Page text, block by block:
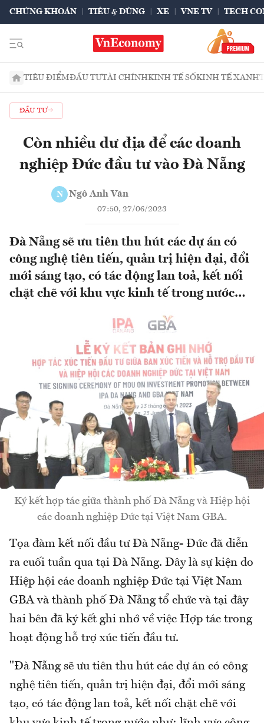
CHỨNG KHOÁN TIÊU & DÙNG XE VNE TV TECH
TIÊU ĐIỂMĐẦU TƯTÀI CHÍNHKINH TẾ SỐKINH TẾ XANH
ĐẦU TƯ
Còn nhiều dư địa để các doanh
nghiệp Đức đầu tư vào Đà Nẵng
N Ngô Anh Văn
07:50, 27/06/2023
Đà Nẵng sẽ ưu tiên thu hút các dự án có
công nghệ tiên tiến, quản trị hiện đại, đổi
mới sáng tạo, có tác động lan toả, kết nối
chặt chẽ với khu vực kinh tế trong nước…
Ký kết hợp tác giữa thành phố Đà Nẵng và Hiệp hội
các doanh nghiệp Đức tại Việt Nam GBA.
Tọa đàm kết nối đầu tư Đà Nẵng- Đức đã diễn
ra cuối tuần qua tại Đà Nẵng. Đây là sự kiện do
Hiệp hội các doanh nghiệp Đức tại Việt Nam
GBA và thành phố Đà Nẵng tổ chức và tại đây
hai bên đã ký kết ghi nhớ về việc Hợp tác trong
hoạt động hỗ trợ xúc tiến đầu tư.
"Đà Nẵng sẽ ưu tiên thu hút các dự án có công
nghệ tiên tiến, quản trị hiện đại, đổi mới sáng
tạo, có tác động lan toả, kết nối chặt chẽ với